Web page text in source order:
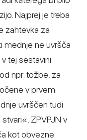
Najprej je treba
zahtevka za
mednje ne uvršča
tej sestavini
npr. tožbe, za
v prvem
uvrščen tudi
ZPVPJN v
kot obvezne